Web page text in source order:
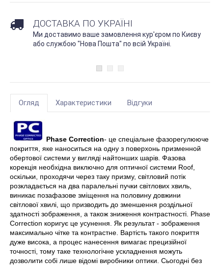
ДОСТАВКА ПО УКРАЇНІ
Ми доставимо ваше замовлення кур'єром по Києву
або службою "Нова Пошта" по всій Україні.
Огляд Характеристики Відгуки
Phase Correction- це спеціальне фазорегулююче
покриття, яке наноситься на одну з поверхонь призменной
обертової системи у вигляді найтонших шарів. Фазова
корекція необхідна виключно для оптичної системи Roof,
оскільки, проходячи через таку призму, світловий потік
розкладається на два паралельні пучки світлових хвиль,
виникає позафазове зміщення на половину довжини
світлової хвилі, що призводить до зменшення роздільної
здатності зображення, а також зниження контрастності. Phase
Correction коригує це усунення. Як результат - зображення
максимально чітке та контрастне. Вартість такого покриття
дуже висока, а процес нанесення вимагає прецизійної
точності, тому таке технологічне ускладнення можуть
дозволити собі лише відомі виробники оптики. Сьогодні без